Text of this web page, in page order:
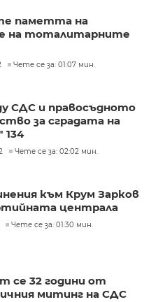
паметта на
на тоталитарните
Чете се за: 01:07 мин.
СДС и правосъдното
за сградата на
134
Чете се за: 02:02 мин.
към Крум Зарков
централа
Чете се за: 01:30 мин.
се 32 години от
митинг на СДС